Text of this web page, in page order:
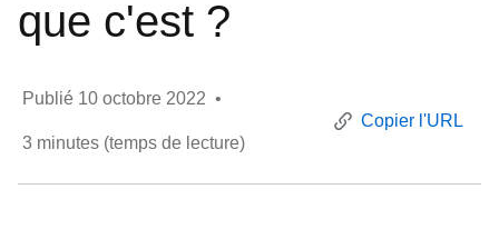
que c'est ?
Publié 10 octobre 2022 •
3 minutes (temps de lecture)
Copier l'URL